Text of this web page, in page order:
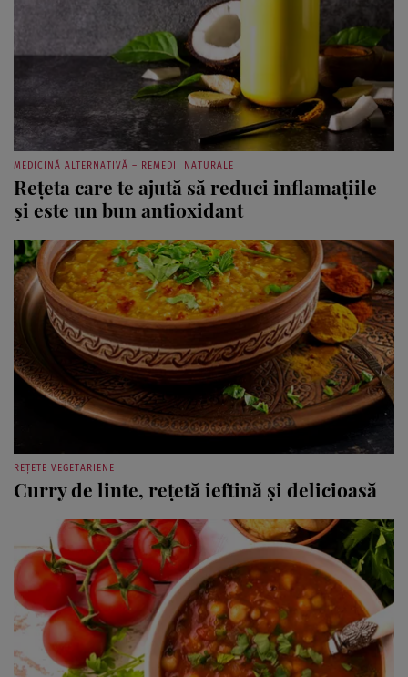
MEDICINĂ ALTERNATIVĂ – REMEDII NATURALE
Rețeta care te ajută să reduci inflamațiile
și este un bun antioxidant
REȚETE VEGETARIENE
Curry de linte, rețetă ieftină și delicioasă